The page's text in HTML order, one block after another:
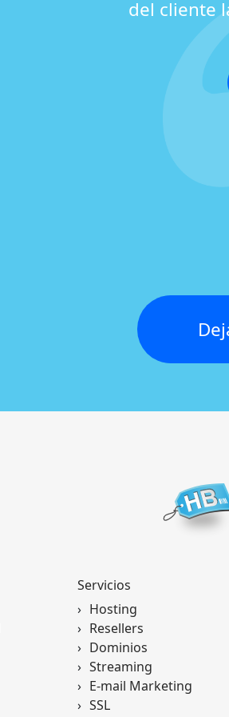
del cliente
Servicios
Hosting
Resellers
Dominios
Streaming
E-mail Marketing
SSL